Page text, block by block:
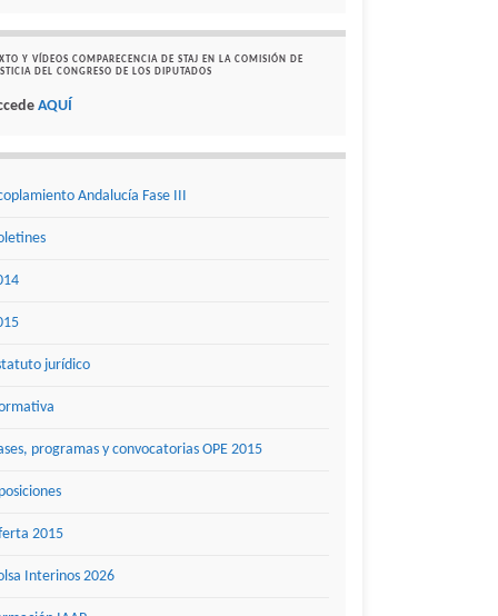
Y VÍDEOS COMPARECENCIA DE STAJ EN LA COMISIÓN DE
DEL CONGRESO DE LOS DIPUTADOS
AQUÍ
Andalucía Fase III
jurídico
programas y convocatorias OPE 2015
2015
Interinos 2026